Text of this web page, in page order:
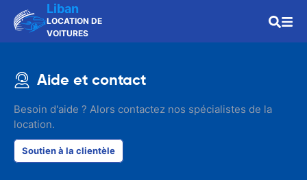
Liban
LOCATION DE
VOITURES
Aide et contact
Besoin d'aide ? Alors contactez nos spécialistes de la
location.
Soutien à la clientèle